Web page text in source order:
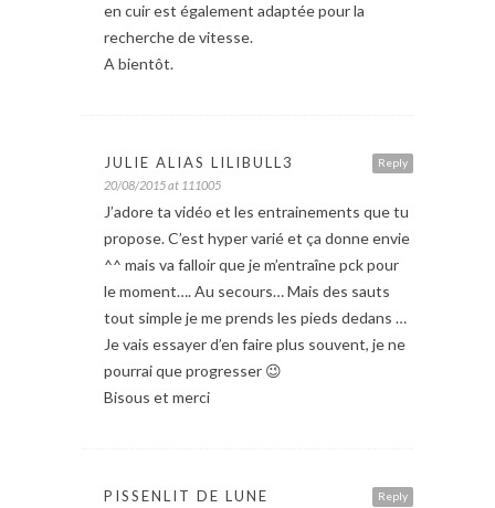
en cuir est également adaptée pour la
recherche de vitesse.
A bientôt.
Reply
JULIE ALIAS LILIBULL3
20/08/2015 at 111005
J’adore ta vidéo et les entrainements que tu
propose. C’est hyper varié et ça donne envie
^^ mais va falloir que je m’entraîne pck pour
le moment…. Au secours… Mais des sauts
tout simple je me prends les pieds dedans …
Je vais essayer d’en faire plus souvent, je ne
pourrai que progresser 😉
Bisous et merci
Reply
PISSENLIT DE LUNE